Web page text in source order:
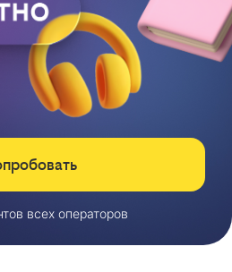
всех операторов